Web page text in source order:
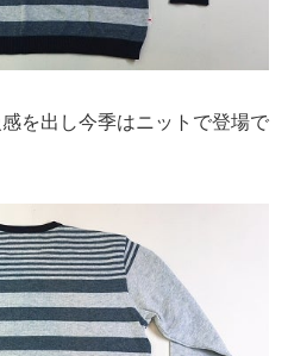
を出し今季はニットで登場で